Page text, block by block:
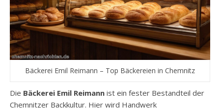
Bäckerei Emil Reimann – Top Bäckereien in Chemnitz
Die Bäckerei Emil Reimann ist ein fester Bestandteil der
Chemnitzer Backkultur. Hier wird Handwerk